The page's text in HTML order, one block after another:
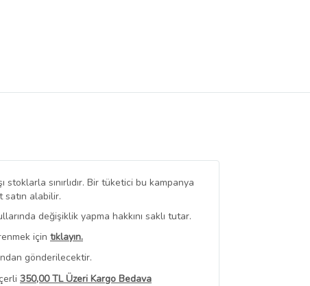
stoklarla sınırlıdır. Bir tüketici bu kampanya
satın alabilir.
değişiklik yapma hakkını saklı tutar.
için tıklayın.
gönderilecektir.
350,00 TL Üzeri Kargo Bedava